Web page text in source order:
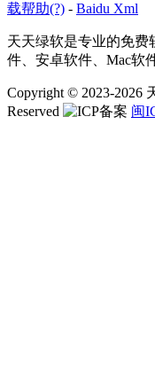
载帮助(?) - Baidu Xml
天天绿软是专业的免
件、安卓软件、Mac软
Copyright © 2023-2026
Reserved
闽